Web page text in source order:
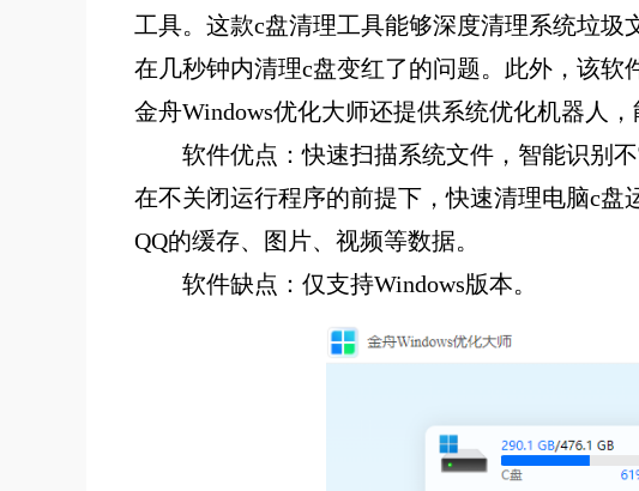
工具。这款c盘清理工具能够深度清理系统垃
在几秒钟内清理c盘变红了的问题。此外，该软
金舟Windows优化大师还提供系统优化机器人
软件优点：快速扫描系统文件，智能识别
在不关闭运行程序的前提下，快速清理电脑c
QQ的缓存、图片、视频等数据。
软件缺点：仅支持Windows版本。